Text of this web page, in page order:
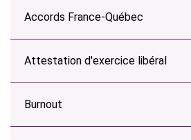
Accords France-Québec
Attestation d'exercice libéral
Burnout